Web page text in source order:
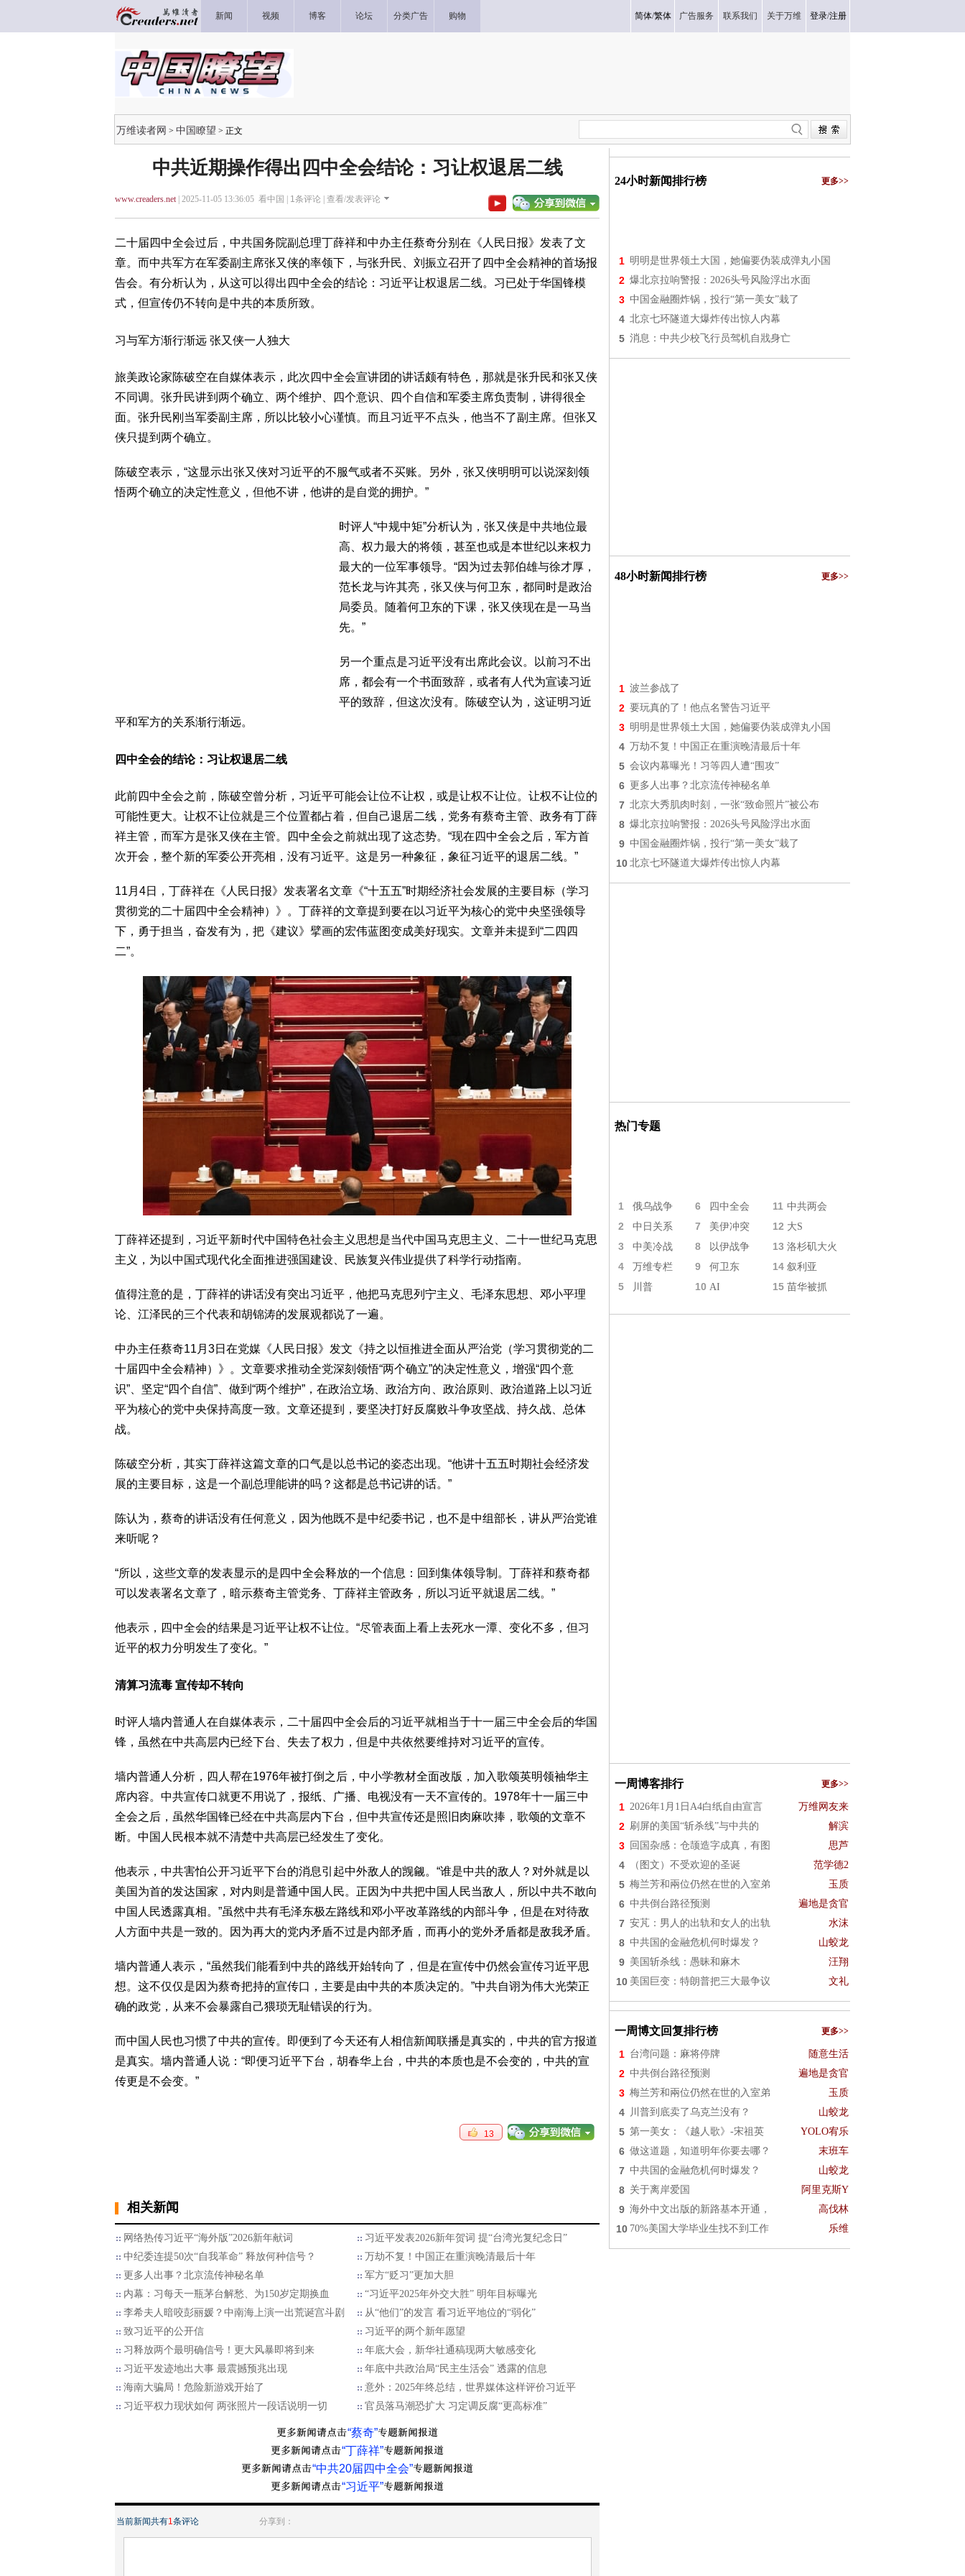
新闻 视频 博客 论坛 分类广告 购物 简体/繁体 广告服务 联系我们 关于万维 登录/注册
万维读者网 > 中国瞭望 > 正文
中共近期操作得出四中全会结论：习让权退居二线
www.creaders.net| 2025-11-05 13:36:05 看中国 | 1条评论 | 查看/发表评论
二十届四中全会过后，中共国务院副总理丁薛祥和中办主任蔡奇分别在《人民日报》发表了文
章。而中共军方在军委副主席张又侠的率领下，与张升民、刘振立召开了四中全会精神的首场报
告会。有分析认为，从这可以得出四中全会的结论：习近平让权退居二线。习已处于华国锋模
式，但宣传仍不转向是中共的本质所致。
习与军方渐行渐远 张又侠一人独大
旅美政论家陈破空在自媒体表示，此次四中全会宣讲团的讲话颇有特色，那就是张升民和张又侠
不同调。张升民讲到两个确立、两个维护、四个意识、四个自信和军委主席负责制，讲得很全
面。张升民刚当军委副主席，所以比较小心谨慎。而且习近平不点头，他当不了副主席。但张又
侠只提到两个确立。
陈破空表示，“这显示出张又侠对习近平的不服气或者不买账。另外，张又侠明明可以说深刻领
悟两个确立的决定性意义，但他不讲，他讲的是自觉的拥护。”
时评人“中规中矩”分析认为，张又侠是中共地位最
高、权力最大的将领，甚至也或是本世纪以来权力
最大的一位军事领导。“因为过去郭伯雄与徐才厚，
范长龙与许其亮，张又侠与何卫东，都同时是政治
局委员。随着何卫东的下课，张又侠现在是一马当
先。”
另一个重点是习近平没有出席此会议。以前习不出
席，都会有一个书面致辞，或者有人代为宣读习近
平的致辞，但这次没有。陈破空认为，这证明习近
平和军方的关系渐行渐远。
四中全会的结论：习让权退居二线
此前四中全会之前，陈破空曾分析，习近平可能会让位不让权，或是让权不让位。让权不让位的
可能性更大。让权不让位就是三个位置都占着，但自己退居二线，党务有蔡奇主管、政务有丁薛
祥主管，而军方是张又侠在主管。四中全会之前就出现了这态势。“现在四中全会之后，军方首
次开会，整个新的军委公开亮相，没有习近平。这是另一种象征，象征习近平的退居二线。”
11月4日，丁薛祥在《人民日报》发表署名文章《“十五五”时期经济社会发展的主要目标（学习
贯彻党的二十届四中全会精神）》。丁薛祥的文章提到要在以习近平为核心的党中央坚强领导
下，勇于担当，奋发有为，把《建议》擘画的宏伟蓝图变成美好现实。文章并未提到“二四四
二”。
丁薛祥还提到，习近平新时代中国特色社会主义思想是当代中国马克思主义、二十一世纪马克思
主义，为以中国式现代化全面推进强国建设、民族复兴伟业提供了科学行动指南。
值得注意的是，丁薛祥的讲话没有突出习近平，他把马克思列宁主义、毛泽东思想、邓小平理
论、江泽民的三个代表和胡锦涛的发展观都说了一遍。
中办主任蔡奇11月3日在党媒《人民日报》发文《持之以恒推进全面从严治党（学习贯彻党的二
十届四中全会精神）》。文章要求推动全党深刻领悟“两个确立”的决定性意义，增强“四个意
识”、坚定“四个自信”、做到“两个维护”，在政治立场、政治方向、政治原则、政治道路上以习近
平为核心的党中央保持高度一致。文章还提到，要坚决打好反腐败斗争攻坚战、持久战、总体
战。
陈破空分析，其实丁薛祥这篇文章的口气是以总书记的姿态出现。“他讲十五五时期社会经济发
展的主要目标，这是一个副总理能讲的吗？这都是总书记讲的话。”
陈认为，蔡奇的讲话没有任何意义，因为他既不是中纪委书记，也不是中组部长，讲从严治党谁
来听呢？
“所以，这些文章的发表显示的是四中全会释放的一个信息：回到集体领导制。丁薛祥和蔡奇都
可以发表署名文章了，暗示蔡奇主管党务、丁薛祥主管政务，所以习近平就退居二线。”
他表示，四中全会的结果是习近平让权不让位。“尽管表面上看上去死水一潭、变化不多，但习
近平的权力分明发生了变化。”
清算习流毒 宣传却不转向
时评人墙内普通人在自媒体表示，二十届四中全会后的习近平就相当于十一届三中全会后的华国
锋，虽然在中共高层内已经下台、失去了权力，但是中共依然要维持对习近平的宣传。
墙内普通人分析，四人帮在1976年被打倒之后，中小学教材全面改版，加入歌颂英明领袖华主
席内容。中共宣传口就更不用说了，报纸、广播、电视没有一天不宣传的。1978年十一届三中
全会之后，虽然华国锋已经在中共高层内下台，但中共宣传还是照旧肉麻吹捧，歌颂的文章不
断。中国人民根本就不清楚中共高层已经发生了变化。
他表示，中共害怕公开习近平下台的消息引起中外敌人的觊觎。“谁是中共的敌人？对外就是以
美国为首的发达国家，对内则是普通中国人民。正因为中共把中国人民当敌人，所以中共不敢向
中国人民透露真相。”虽然中共有毛泽东极左路线和邓小平改革路线的内部斗争，但是在对待敌
人方面中共是一致的。因为再大的党内矛盾不过是内部矛盾，而再小的党外矛盾都是敌我矛盾。
墙内普通人表示，“虽然我们能看到中共的路线开始转向了，但是在宣传中仍然会宣传习近平思
想。这不仅仅是因为蔡奇把持的宣传口，主要是由中共的本质决定的。”中共自诩为伟大光荣正
确的政党，从来不会暴露自己猥琐无耻错误的行为。
而中国人民也习惯了中共的宣传。即便到了今天还有人相信新闻联播是真实的，中共的官方报道
是真实。墙内普通人说：“即便习近平下台，胡春华上台，中共的本质也是不会变的，中共的宣
传更是不会变。”
13
相关新闻
网络热传习近平“海外版”2026新年献词
习近平发表2026新年贺词 提“台湾光复纪念日”
中纪委连提50次“自我革命” 释放何种信号？
万劫不复！中国正在重演晚清最后十年
更多人出事？北京流传神秘名单
军方“贬习”更加大胆
内幕：习每天一瓶茅台解愁、为150岁定期换血
“习近平2025年外交大胜” 明年目标曝光
李希夫人暗咬彭丽媛？中南海上演一出荒诞宫斗剧
从“他们”的发言 看习近平地位的“弱化”
致习近平的公开信
习近平的两个新年愿望
习释放两个最明确信号！更大风暴即将到来
年底大会，新华社通稿现两大敏感变化
习近平发迹地出大事 最震撼预兆出现
年底中共政治局“民主生活会” 透露的信息
海南大骗局！危险新游戏开始了
意外：2025年终总结，世界媒体这样评价习近平
习近平权力现状如何 两张照片一段话说明一切
官员落马潮恐扩大 习定调反腐“更高标准”
“蔡奇”
“丁薛祥”
“中共20届四中全会”
“习近平”
当前新闻共有1条评论 分享到：
24小时新闻排行榜 更多>>
1 明明是世界领土大国，她偏要伪装成弹丸小国
2 爆北京拉响警报：2026头号风险浮出水面
3 中国金融圈炸锅，投行“第一美女”栽了
4 北京七环隧道大爆炸传出惊人内幕
5 消息：中共少校飞行员驾机自戕身亡
48小时新闻排行榜 更多>>
1 波兰参战了
2 要玩真的了！他点名警告习近平
3 明明是世界领土大国，她偏要伪装成弹丸小国
4 万劫不复！中国正在重演晚清最后十年
5 会议内幕曝光！习等四人遭“围攻”
6 更多人出事？北京流传神秘名单
7 北京大秀肌肉时刻，一张“致命照片”被公布
8 爆北京拉响警报：2026头号风险浮出水面
9 中国金融圈炸锅，投行“第一美女”栽了
10 北京七环隧道大爆炸传出惊人内幕
热门专题
1 俄乌战争 6 四中全会 11 中共两会
2 中日关系 7 美伊冲突 12 大S
3 中美冷战 8 以伊战争 13 洛杉矶大火
4 万维专栏 9 何卫东 14 叙利亚
5 川普 10 AI 15 苗华被抓
一周博客排行 更多>>
1 2026年1月1日A4白纸自由宣言 万维网友来
2 刷屏的美国“斩杀线”与中共的 解滨
3 回国杂感：仓颉造字成真，有图 思芦
4 （图文）不受欢迎的圣诞 范学德2
5 梅兰芳和兩位仍然在世的入室弟 玉质
6 中共倒台路径预测 遍地是贪官
7 安芃：男人的出轨和女人的出轨 水沫
8 中共国的金融危机何时爆发？ 山蛟龙
9 美国斩杀线：愚昧和麻木 汪翔
10 美国巨变：特朗普把三大最争议 文礼
一周博文回复排行榜 更多>>
1 台湾问题：麻将停牌 随意生活
2 中共倒台路径预测 遍地是贪官
3 梅兰芳和兩位仍然在世的入室弟 玉质
4 川普到底卖了乌克兰没有？ 山蛟龙
5 第一美女：《越人歌》-宋祖英 YOLO宥乐
6 做这道题，知道明年你要去哪？ 末班车
7 中共国的金融危机何时爆发？ 山蛟龙
8 关于离岸爱国 阿里克斯Y
9 海外中文出版的新路基本开通， 高伐林
10 70%美国大学毕业生找不到工作 乐维